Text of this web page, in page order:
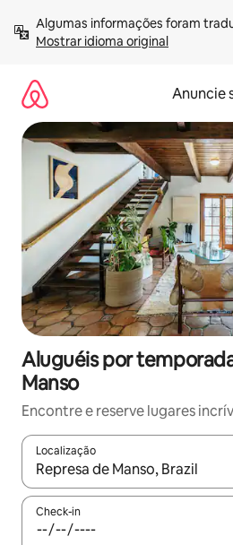
para
Mostrar idioma original
Anuncie
Aluguéis por
Manso
Encontre e reserve lugares
Localização
Quando os resultados estiverem
Check-in